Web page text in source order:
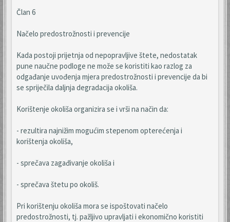
Član 6
Načelo predostrožnosti i prevencije
Kada postoji prijetnja od nepopravljive štete, nedostatak
pune naučne podloge ne može se koristiti kao razlog za
odgađanje uvođenja mjera predostrožnosti i prevencije da bi
se spriječila daljnja degradacija okoliša.
Korištenje okoliša organizira se i vrši na način da:
- rezultira najnižim mogućim stepenom opterećenja i
korištenja okoliša,
- sprečava zagađivanje okoliša i
- sprečava štetu po okoliš.
Pri korištenju okoliša mora se ispoštovati načelo
predostrožnosti, tj. pažljivo upravljati i ekonomično koristiti